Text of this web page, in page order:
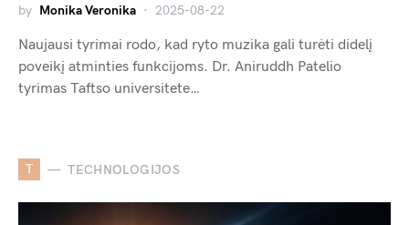
by Monika Veronika 2025-08-22
Naujausi tyrimai rodo, kad ryto muzika gali turėti didelį
poveikį atminties funkcijoms. Dr. Aniruddh Patelio
tyrimas Taftso universitete…
T TECHNOLOGIJOS